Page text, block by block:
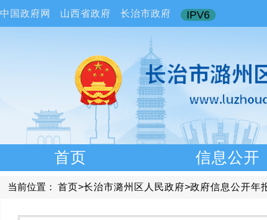
中国政府网 山西省政府 长治市政府 IPV6
首页 信息公开
当前位置： 首页>长治市潞州区人民政府>政府信息公开年